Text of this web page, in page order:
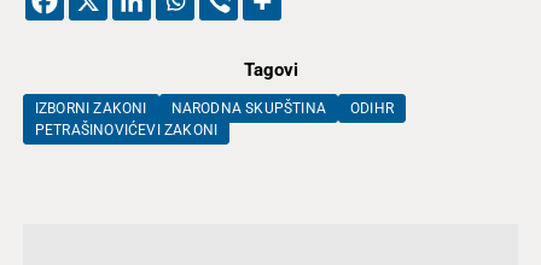
Tagovi
IZBORNI ZAKONI NARODNA SKUPŠTINA
ODIHR
PETRAŠINOVIĆEVI ZAKONI